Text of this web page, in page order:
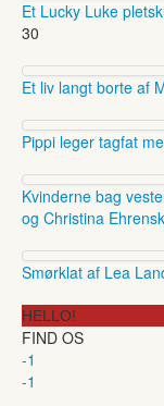
Et Lucky Luke
30
Et liv langt borte af
Pippi leger tagfat
Kvinderne bag
og Christina
Smørklat af Lea
HELLO!
FIND OS
-1
-1